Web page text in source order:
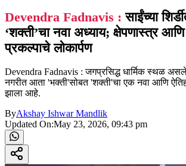
Devendra Fadnavis : साईंच्या
‘शक्ती’चा नवा अध्याय; क्षेपणास्त्र
प्रकल्पाचे लोकार्पण
Devendra Fadnavis : जगप्रसिद्ध धार्मिक स्थळ
नगरीत आता 'भक्ती'सोबत 'शक्ती'चा एक नवा आणि
झाला आहे.
ByAkshay Ishwar Mandlik
Updated On:May 23, 2026, 09:43 pm